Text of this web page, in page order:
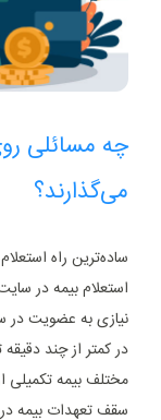
چه مسائلی
می‌گذارند؟
ساده‌ترین راه
استعلام بیمه در
نیازی به عضویت در
در کمتر از چند
مختلف بیمه
سقف تعهدات بیمه